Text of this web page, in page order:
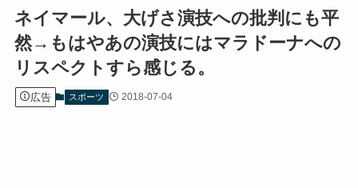
ネイマール、大げさ演技への批判にも平
然→もはやあの演技にはマラドーナへの
リスペクトすら感じる。
広告 スポーツ 2018-07-04